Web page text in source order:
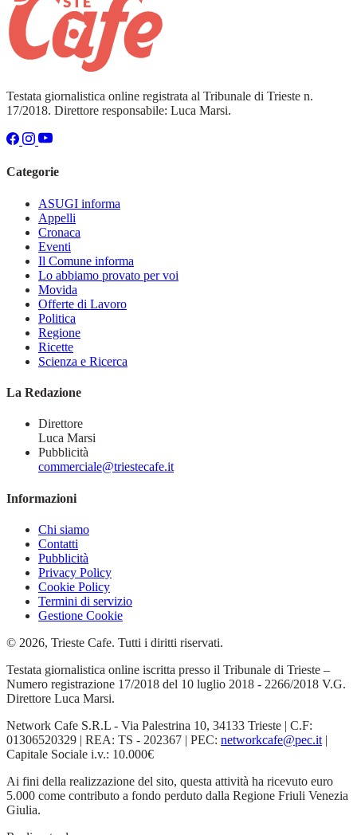
Testata giornalistica online registrata al Tribunale di Trieste n.
17/2018. Direttore responsabile: Luca Marsi.
Categorie
ASUGI informa
Appelli
Cronaca
Eventi
Il Comune informa
Lo abbiamo provato per voi
Movida
Offerte di Lavoro
Politica
Regione
Ricette
Scienza e Ricerca
La Redazione
Direttore
Luca Marsi
Pubblicità
commerciale@triestecafe.it
Informazioni
Chi siamo
Contatti
Pubblicità
Privacy Policy
Cookie Policy
Termini di servizio
Gestione Cookie
© 2026, Trieste Cafe. Tutti i diritti riservati.
Testata giornalistica online iscritta presso il Tribunale di Trieste –
Numero registrazione 17/2018 del 10 luglio 2018 - 2266/2018 V.G.
Direttore Luca Marsi.
Network Cafe S.R.L - Via Palestrina 10, 34133 Trieste | C.F:
01306520329 | REA: TS - 202367 | PEC: networkcafe@pec.it |
Capitale Sociale i.v.: 10.000€
Ai fini della realizzazione del sito, questa attività ha ricevuto euro
5.000 come contributo a fondo perduto dalla Regione Friuli Venezia
Giulia.